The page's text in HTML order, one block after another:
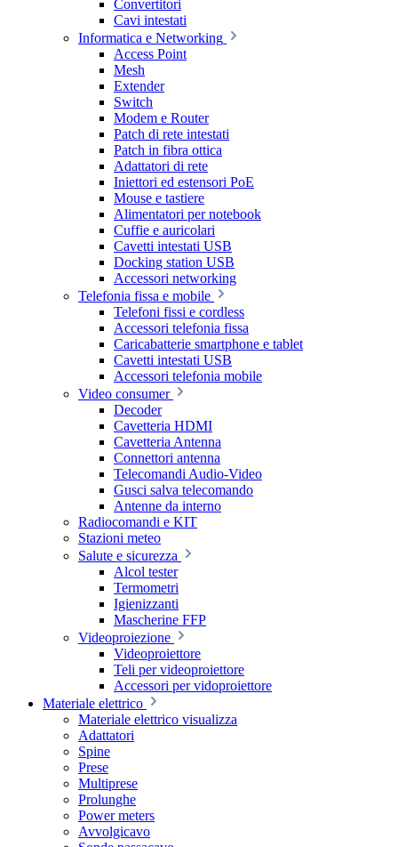
Convertitori
Cavi intestati
Informatica e Networking
Access Point
Mesh
Extender
Switch
Modem e Router
Patch di rete intestati
Patch in fibra ottica
Adattatori di rete
Iniettori ed estensori PoE
Mouse e tastiere
Alimentatori per notebook
Cuffie e auricolari
Cavetti intestati USB
Docking station USB
Accessori networking
Telefonia fissa e mobile
Telefoni fissi e cordless
Accessori telefonia fissa
Caricabatterie smartphone e tablet
Cavetti intestati USB
Accessori telefonia mobile
Video consumer
Decoder
Cavetteria HDMI
Cavetteria Antenna
Connettori antenna
Telecomandi Audio-Video
Gusci salva telecomando
Antenne da interno
Radiocomandi e KIT
Stazioni meteo
Salute e sicurezza
Alcol tester
Termometri
Igienizzanti
Mascherine FFP
Videoproiezione
Videoproiettore
Teli per videoproiettore
Accessori per vidoproiettore
Materiale elettrico
Materiale elettrico visualizza
Adattatori
Spine
Prese
Multiprese
Prolunghe
Power meters
Avvolgicavo